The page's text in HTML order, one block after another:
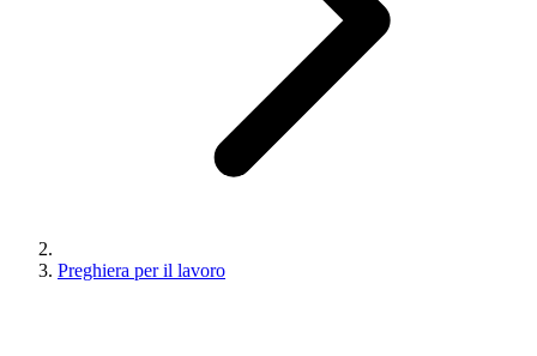
Preghiera per il lavoro